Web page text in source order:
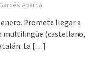
Abarca
Promete llegar a
multilingüe (castellano,
La […]